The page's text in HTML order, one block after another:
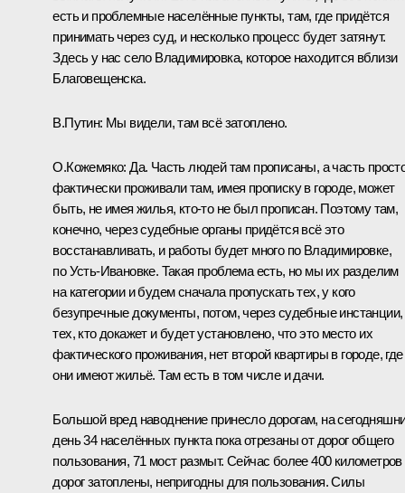
есть и проблемные населённые пункты, там, где придётся
принимать через суд, и несколько процесс будет затянут.
Здесь у нас село Владимировка, которое находится вблизи
Благовещенска.
В.Путин: Мы видели, там всё затоплено.
О.Кожемяко: Да. Часть людей там прописаны, а часть
фактически проживали там, имея прописку в городе, может
быть, не имея жилья, кто‑то не был прописан. Поэтому там,
конечно, через судебные органы придётся всё это
восстанавливать, и работы будет много по Владимировке,
по Усть-Ивановке. Такая проблема есть, но мы их разделим
на категории и будем сначала пропускать тех, у кого
безупречные документы, потом, через судебные инстанции,
тех, кто докажет и будет установлено, что это место их
фактического проживания, нет второй квартиры в городе, где
они имеют жильё. Там есть в том числе и дачи.
Большой вред наводнение принесло дорогам, на
день 34 населённых пункта пока отрезаны от дорог общего
пользования, 71 мост размыт. Сейчас более 400 километров
дорог затоплены, непригодны для пользования. Силы